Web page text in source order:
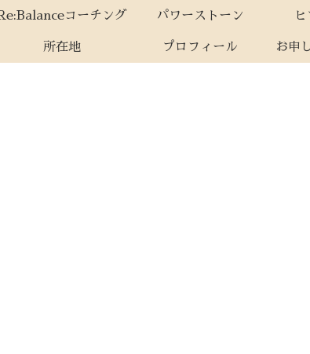
Re:Balanceコーチング パワーストーン
所在地 プロフィール お申